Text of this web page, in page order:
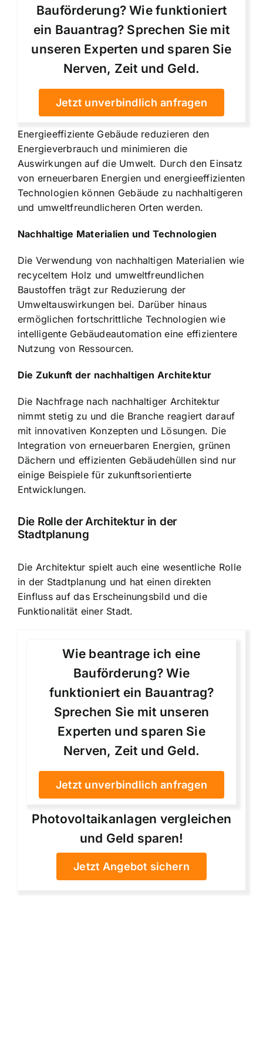
Bauförderung? Wie funktioniert
ein Bauantrag? Sprechen Sie mit
unseren Experten und sparen Sie
Nerven, Zeit und Geld.
Jetzt unverbindlich anfragen
Energieeffiziente Gebäude reduzieren den
Energieverbrauch und minimieren die
Auswirkungen auf die Umwelt. Durch den Einsatz
von erneuerbaren Energien und energieeffizienten
Technologien können Gebäude zu nachhaltigeren
und umweltfreundlicheren Orten werden.
Nachhaltige Materialien und Technologien
Die Verwendung von nachhaltigen Materialien wie
recyceltem Holz und umweltfreundlichen
Baustoffen trägt zur Reduzierung der
Umweltauswirkungen bei. Darüber hinaus
ermöglichen fortschrittliche Technologien wie
intelligente Gebäudeautomation eine effizientere
Nutzung von Ressourcen.
Die Zukunft der nachhaltigen Architektur
Die Nachfrage nach nachhaltiger Architektur
nimmt stetig zu und die Branche reagiert darauf
mit innovativen Konzepten und Lösungen. Die
Integration von erneuerbaren Energien, grünen
Dächern und effizienten Gebäudehüllen sind nur
einige Beispiele für zukunftsorientierte
Entwicklungen.
Die Rolle der Architektur in der
Stadtplanung
Die Architektur spielt auch eine wesentliche Rolle
in der Stadtplanung und hat einen direkten
Einfluss auf das Erscheinungsbild und die
Funktionalität einer Stadt.
Wie beantrage ich eine
Bauförderung? Wie
funktioniert ein Bauantrag?
Sprechen Sie mit unseren
Experten und sparen Sie
Nerven, Zeit und Geld.
Jetzt unverbindlich anfragen
Photovoltaikanlagen vergleichen
und Geld sparen!
Jetzt Angebot sichern